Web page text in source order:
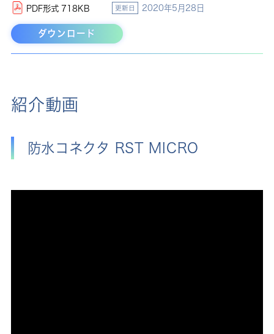
PDF形式 718KB 更新日 2020年5月28日
ダウンロード
紹介動画
防水コネクタ RST MICRO